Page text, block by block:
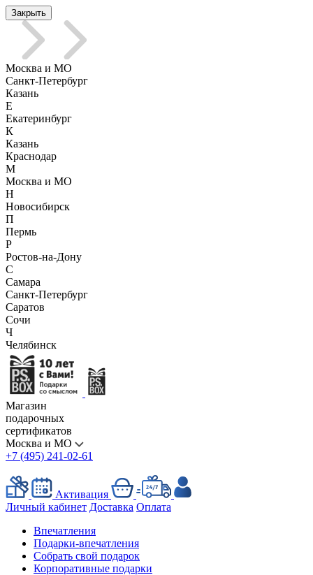
Закрыть
Москва и МО
Санкт-Петербург
Казань
Е
Екатеринбург
К
Казань
Краснодар
М
Москва и МО
Н
Новосибирск
П
Пермь
Р
Ростов-на-Дону
С
Самара
Санкт-Петербург
Саратов
Сочи
Ч
Челябинск
Магазин
подарочных
сертификатов
Москва и МО
+7 (495) 241-02-61
Активация
Личный кабинет Доставка Оплата
Впечатления
Подарки-впечатления
Собрать свой подарок
Корпоративные подарки